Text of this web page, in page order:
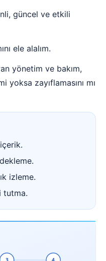
güncel ve etkili
ele alalım.
yönetim ve bakım,
yoksa zayıflamasını mı
izleme.
tutma.